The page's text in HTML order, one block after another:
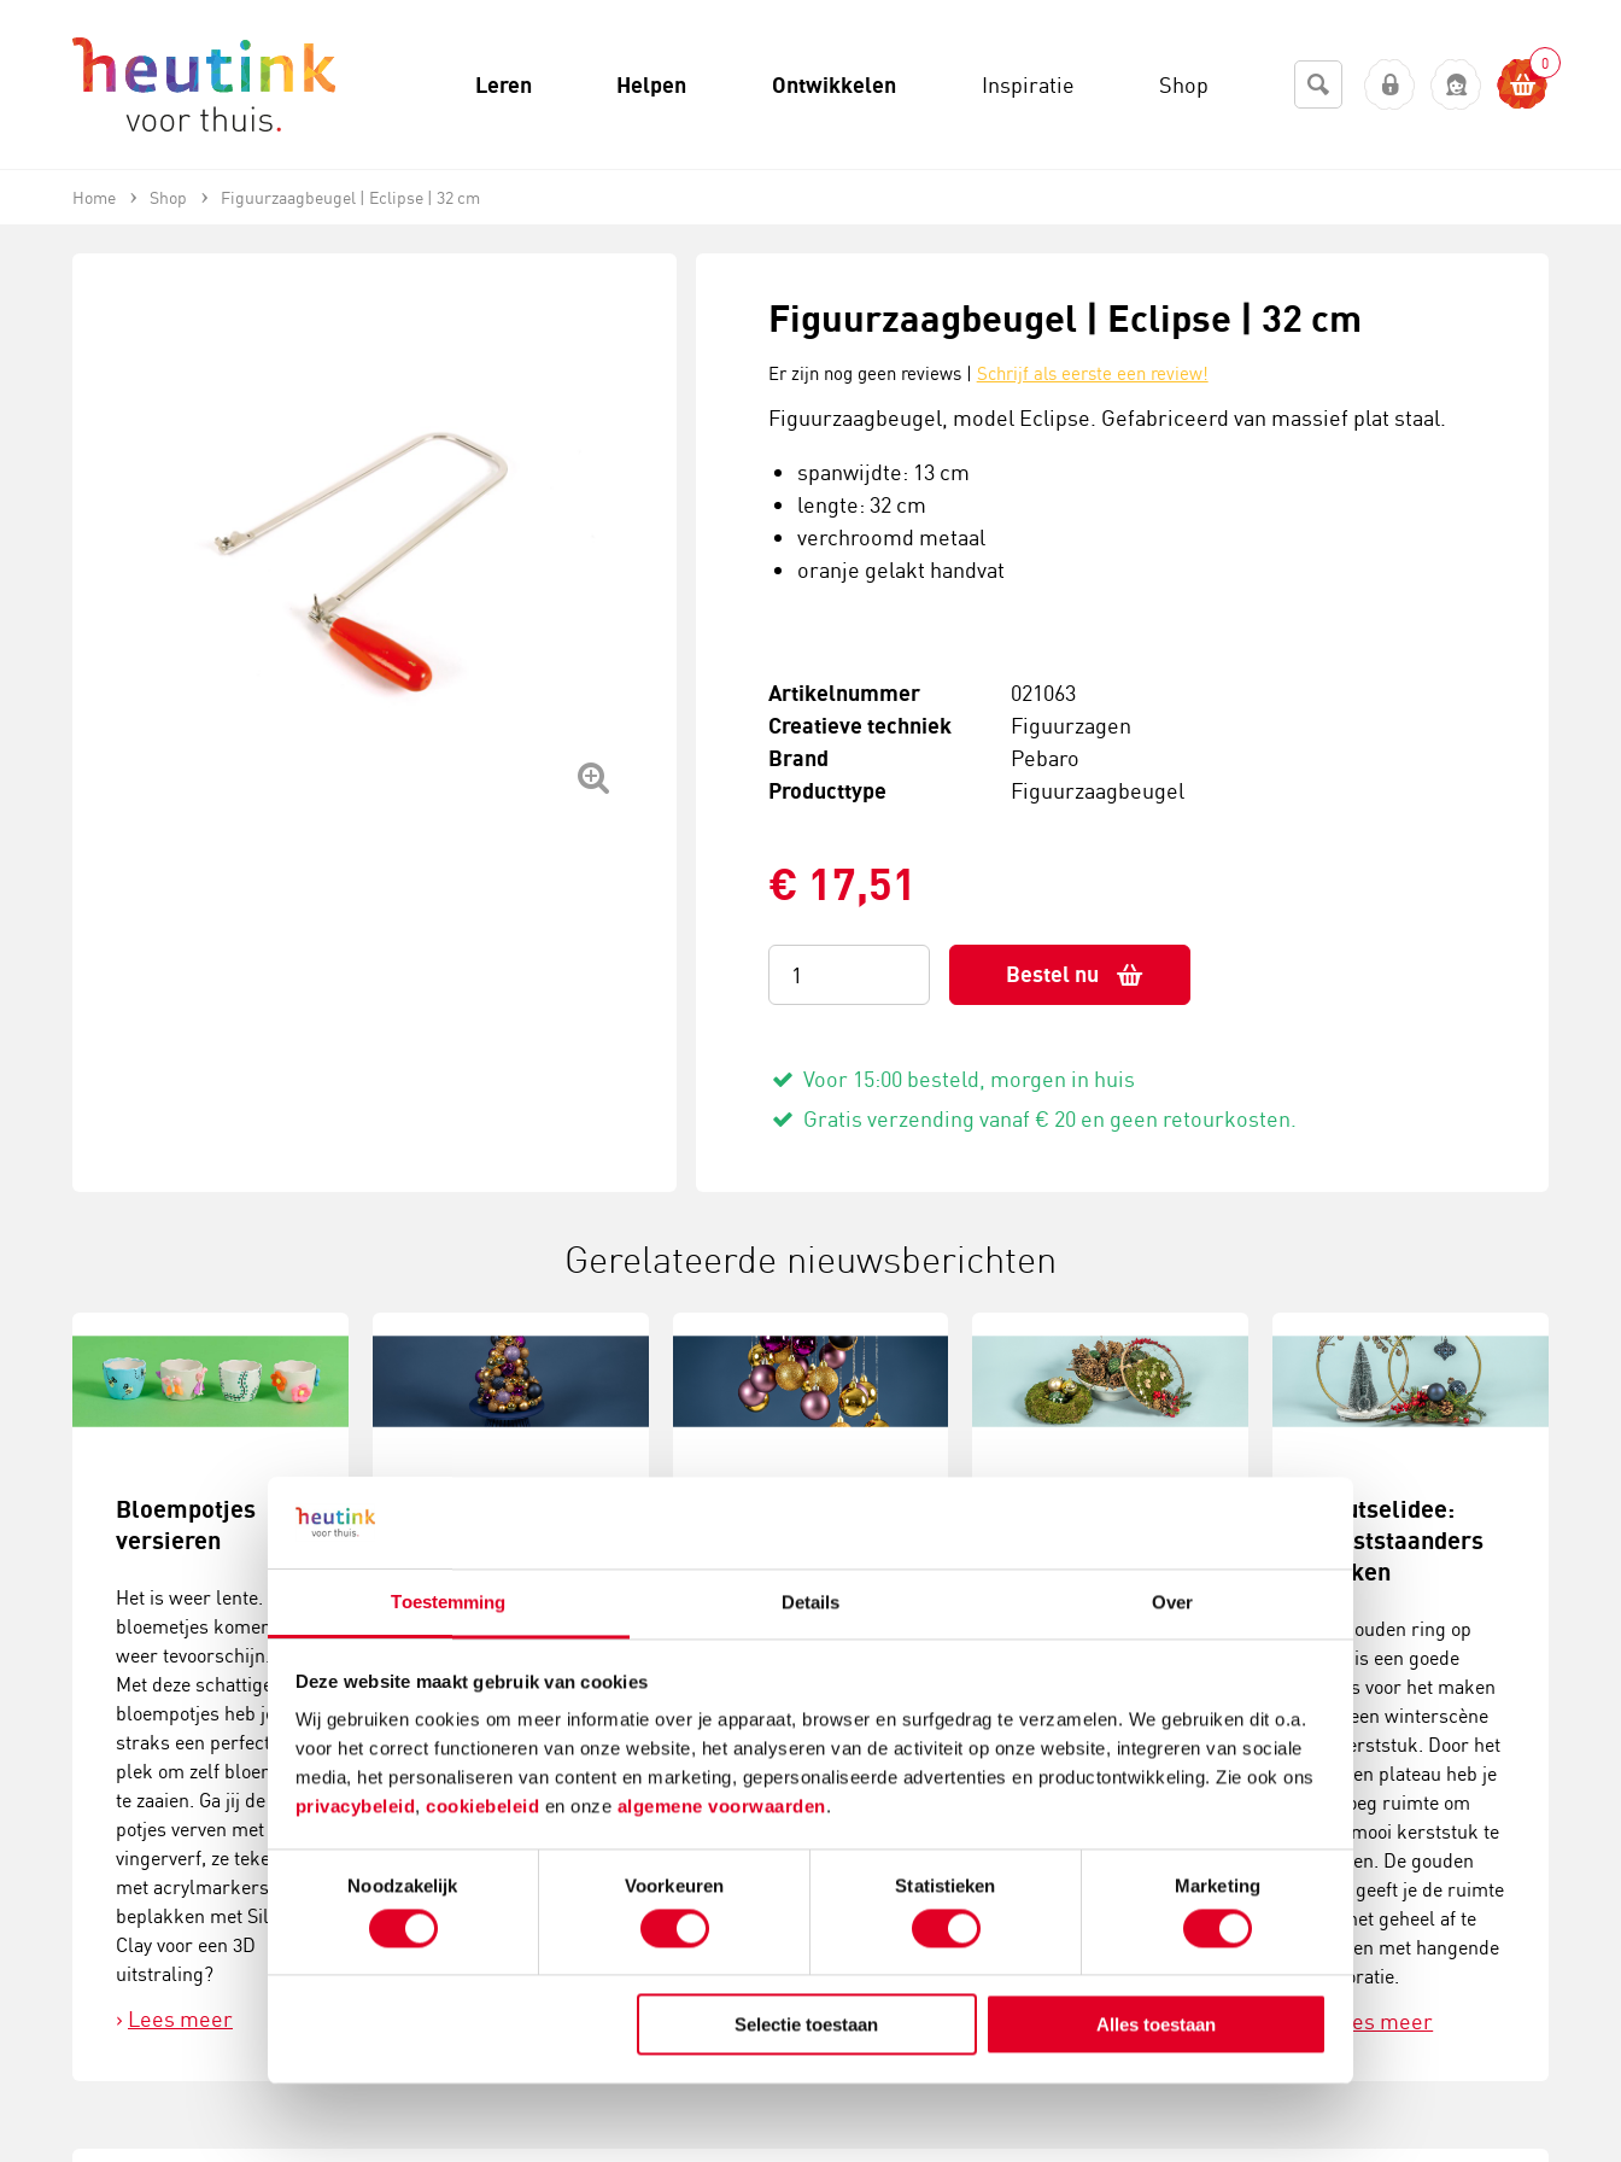
Toestemming Details Over
Deze website maakt gebruik van cookies
Wij gebruiken cookies om meer informatie over je apparaat, browser en surfgedrag te verzamelen. We gebruiken dit o.a.
voor het correct functioneren van onze website, het analyseren van de activiteit op onze website, integreren van sociale
media, het personaliseren van content en marketing, gepersonaliseerde advertenties en productontwikkeling. Zie ook ons
privacybeleid, cookiebeleid en onze algemene voorwaarden.
Toestemmingsselectie
Noodzakelijk
Voorkeuren Statistieken Marketing
Selectie toestaan Alles toestaan
Leren Helpen Ontwikkelen Inspiratie Shop
0
Home Shop Figuurzaagbeugel | Eclipse | 32 cm
Figuurzaagbeugel | Eclipse | 32 cm
Er zijn nog geen reviews | Schrijf als eerste een review!
Figuurzaagbeugel, model Eclipse. Gefabriceerd van massief plat staal.
spanwijdte: 13 cm
lengte: 32 cm
verchroomd metaal
oranje gelakt handvat
Artikelnummer 021063
Creatieve techniek Figuurzagen
Brand Pebaro
Producttype Figuurzaagbeugel
€ 17,51
Bestel nu
Voor 15:00 besteld, morgen in huis
Gratis verzending vanaf € 20 en geen retourkosten.
Gerelateerde nieuwsberichten
Bloempotjes
versieren
Het is weer lente. De
bloemetjes komen
weer tevoorschijn.
Met deze schattige
bloempotjes heb je
straks een perfecte
plek om zelf bloemen
te zaaien. Ga jij de
potjes verven met
vingerverf, ze tekenen
met acrylmarkers of
beplakken met Silk
Clay voor een 3D
uitstraling?
Lees meer
maken
Deze
een echte eyecatcher!
Plak verschillende
groottes van
kerstballen en
versieringen aan
ontstaat!
Lees meer
ballen
de vorm van een
kerstboom op.
Lees meer
Maak kerstukjes met
activiteit met prachtig
eindresultaat!
Lees meer
Knutselidee:
kerststaanders
maken
De gouden ring op
voet is een goede
basis voor het maken
van een winterscène
of kerststuk. Door het
houten plateau heb je
genoeg ruimte om
een mooi kerststuk te
maken. De gouden
ring geeft je de ruimte
om het geheel af te
maken met hangende
decoratie.
Lees meer